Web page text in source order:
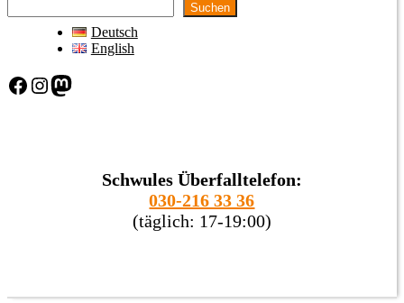
Suchen
Deutsch
English
Facebook Instagram Mastodon
Schwules Überfalltelefon:
030-216 33 36
(täglich: 17-19:00)